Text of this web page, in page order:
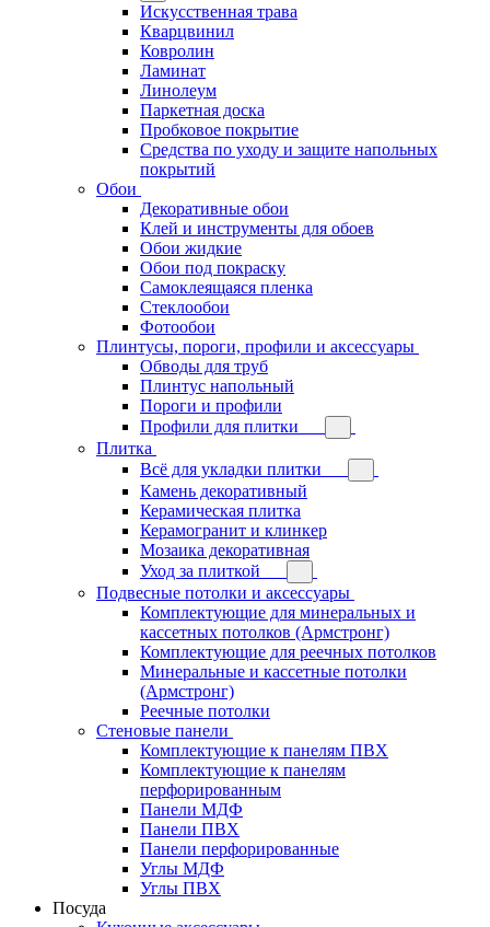
Искусственная трава
Кварцвинил
Ковролин
Ламинат
Линолеум
Паркетная доска
Пробковое покрытие
Средства по уходу и защите напольных
покрытий
Обои
Декоративные обои
Клей и инструменты для обоев
Обои жидкие
Обои под покраску
Самоклеящаяся пленка
Стеклообои
Фотообои
Плинтусы, пороги, профили и аксессуары
Обводы для труб
Плинтус напольный
Пороги и профили
Профили для плитки
Плитка
Всё для укладки плитки
Камень декоративный
Керамическая плитка
Керамогранит и клинкер
Мозаика декоративная
Уход за плиткой
Подвесные потолки и аксессуары
Комплектующие для минеральных и
кассетных потолков (Армстронг)
Комплектующие для реечных потолков
Минеральные и кассетные потолки
(Армстронг)
Реечные потолки
Стеновые панели
Комплектующие к панелям ПВХ
Комплектующие к панелям
перфорированным
Панели МДФ
Панели ПВХ
Панели перфорированные
Углы МДФ
Углы ПВХ
Посуда